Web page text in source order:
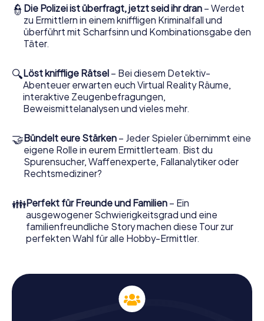
sämtliche multimedialen Fähigkeiten Ihres Handgeräts.
Das Krimispiel in Batley holt aber auch aus Ihnen und Ihren
Mitstreitern verborgene Talente heraus! Sie schlüpfen in
spannende Rollen und meistern die Krimi-Stadtrallye
Gerichtsmediziner. Sie bekommen herausfordernde
Zusatzaufgaben auf Ihre Handys gespielt, die Ihrem
jeweiligem Charakter entsprechen und dem Schlagwort
„Abwechslungsreichtum“ an ganz neue Bedeutung
verleihen.
Das Krimispiel in Batley kann beginnen!
Nun fehlt Ihnen nur noch eine Kleinigkeit, um mit Ihren
Ermittlungen in Batley zu starten: Ihr Ticketcode! Ordern
Jetzt starten Sie Ihren Online-Browser, geben Ihren Code
ein – und sind startklar!
Worauf warten Sie noch? Batley zählt auf Sie!
👮 Die Polizei ist überfragt, jetzt seid ihr dran – Werdet
zu Ermittlern in einem kniffligen Kriminalfall und
überführt mit Scharfsinn und Kombinationsgabe den
Täter.
🔍Löst knifflige Rätsel – Bei diesem Detektiv-
Abenteuer erwarten euch Virtual Reality Räume,
interaktive Zeugenbefragungen,
Beweismittelanalysen und vieles mehr.
🤝Bündelt eure Stärken – Jeder Spieler übernimmt eine
eigene Rolle in eurem Ermittlerteam. Bist du
Spurensucher, Waffenexperte, Fallanalytiker oder
Rechtsmediziner?
👪Perfekt für Freunde und Familien – Ein
ausgewogener Schwierigkeitsgrad und eine
familienfreundliche Story machen diese Tour zur
perfekten Wahl für alle Hobby-Ermittler.